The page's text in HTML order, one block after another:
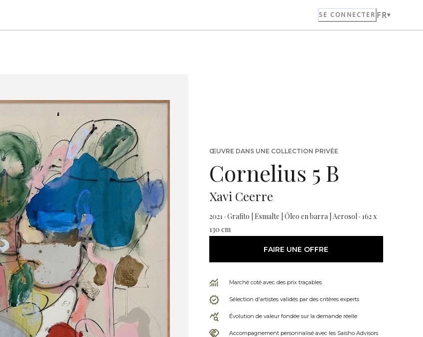
SE CONNECTER FR
ŒUVRE DANS UNE COLLECTION PRIVÉE
Cornelius 5 B
Xavi Ceerre
2021 · Grafito | Esmalte | Óleo en barra | Aerosol · 162 x
130 cm
FAIRE UNE OFFRE
Marché coté avec des prix traçables
Sélection d'artistes validés par des critères experts
Évolution de valeur fondée sur la demande réelle
Accompagnement personnalisé avec les Saisho Advisors